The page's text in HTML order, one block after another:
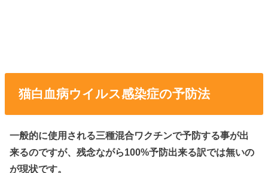
猫白血病ウイルス感染症の予防法
一般的に使用される三種混合ワクチンで予防する事が出
来るのですが、残念ながら100%予防出来る訳では無いの
が現状です。